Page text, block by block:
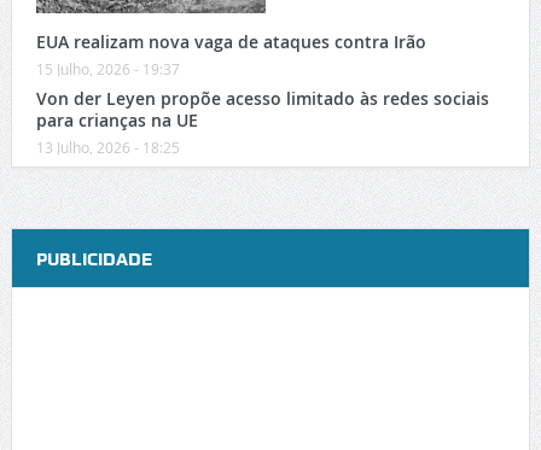
EUA realizam nova vaga de ataques contra Irão
15 Julho, 2026 - 19:37
Von der Leyen propõe acesso limitado às redes sociais
para crianças na UE
13 Julho, 2026 - 18:25
PUBLICIDADE